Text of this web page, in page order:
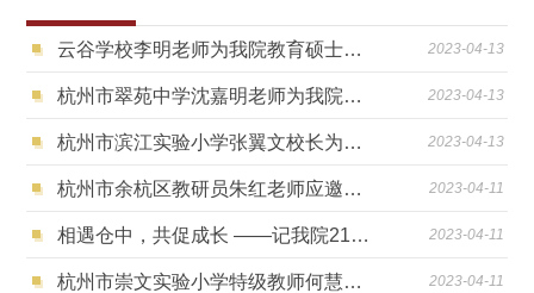
云谷学校李明老师为我院教育硕士做专题讲座 2023-04-13
杭州市翠苑中学沈嘉明老师为我院教育硕士做专题讲座 2023-04-13
杭州市滨江实验小学张翼文校长为我院教育硕士做专题讲座 2023-04-13
杭州市余杭区教研员朱红老师应邀来我院讲座 2023-04-11
相遇仓中，共促成长 ——记我院21级学科教学（英语）教育硕士杭师大附属仓前实验中学实习 2023-04-11
杭州市崇文实验小学特级教师何慧玲老师应邀来我院开展专题讲座 2023-04-11